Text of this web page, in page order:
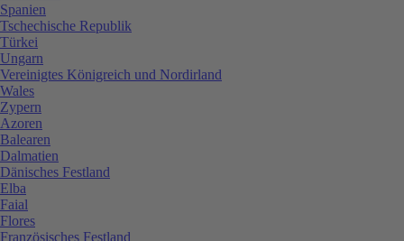
Spanien
Tschechische Republik
Türkei
Ungarn
Vereinigtes Königreich und Nordirland
Wales
Zypern
Azoren
Balearen
Dalmatien
Dänisches Festland
Elba
Faial
Flores
Französisches Festland